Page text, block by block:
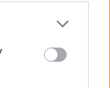
or more Google
You may click to
party tags to
in below Google
της
λέει ο
έπεσε το